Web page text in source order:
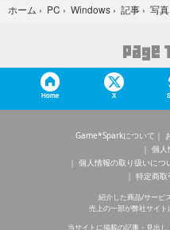
ホーム › PC › Windows › 記事 › 写
Home X
Game*Sparkについて
個人
個人情報の取り扱いにつ
特定商取
紹介した商品/サービ
売上の一部が弊社サイト
当サイトに掲載の記事・見出し